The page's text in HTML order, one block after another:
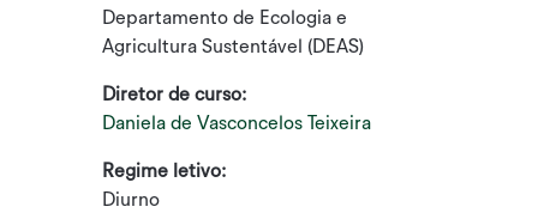
Departamento de Ecologia e
Agricultura Sustentável (DEAS)
Diretor de curso:
Daniela de Vasconcelos Teixeira
Regime letivo:
Diurno